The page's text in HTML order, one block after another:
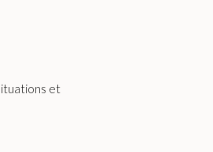
et